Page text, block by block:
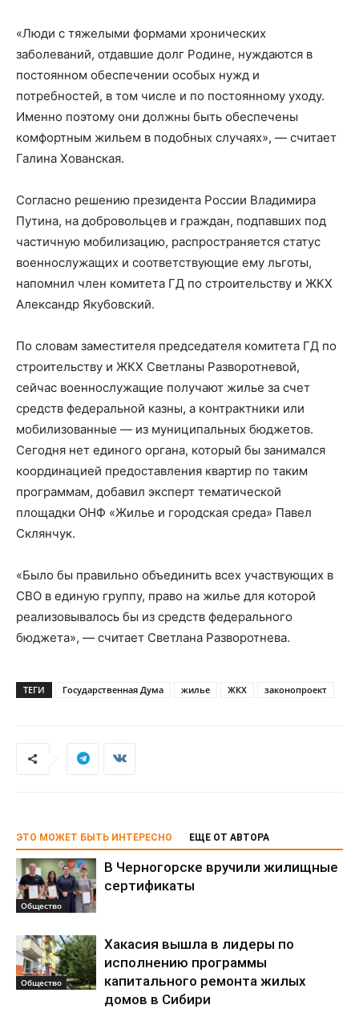
«Люди с тяжелыми формами хронических
заболеваний, отдавшие долг Родине, нуждаются в
постоянном обеспечении особых нужд и
потребностей, в том числе и по постоянному уходу.
Именно поэтому они должны быть обеспечены
комфортным жильем в подобных случаях», — считает
Галина Хованская.
Согласно решению президента России Владимира
Путина, на добровольцев и граждан, подпавших под
частичную мобилизацию, распространяется статус
военнослужащих и соответствующие ему льготы,
напомнил член комитета ГД по строительству и ЖКХ
Александр Якубовский.
По словам заместителя председателя комитета ГД по
строительству и ЖКХ Светланы Разворотневой,
сейчас военнослужащие получают жилье за счет
средств федеральной казны, а контрактники или
мобилизованные — из муниципальных бюджетов.
Сегодня нет единого органа, который бы занимался
координацией предоставления квартир по таким
программам, добавил эксперт тематической
площадки ОНФ «Жилье и городская среда» Павел
Склянчук.
«Было бы правильно объединить всех участвующих в
СВО в единую группу, право на жилье для которой
реализовывалось бы из средств федерального
бюджета», — считает Светлана Разворотнева.
ТЕГИ Государственная Дума жилье ЖКХ законопроект
ЭТО МОЖЕТ БЫТЬ ИНТЕРЕСНО ЕЩЕ ОТ АВТОРА
Общество
В Черногорске вручили жилищные
сертификаты
Общество
Хакасия вышла в лидеры по
исполнению программы
капитального ремонта жилых
домов в Сибири